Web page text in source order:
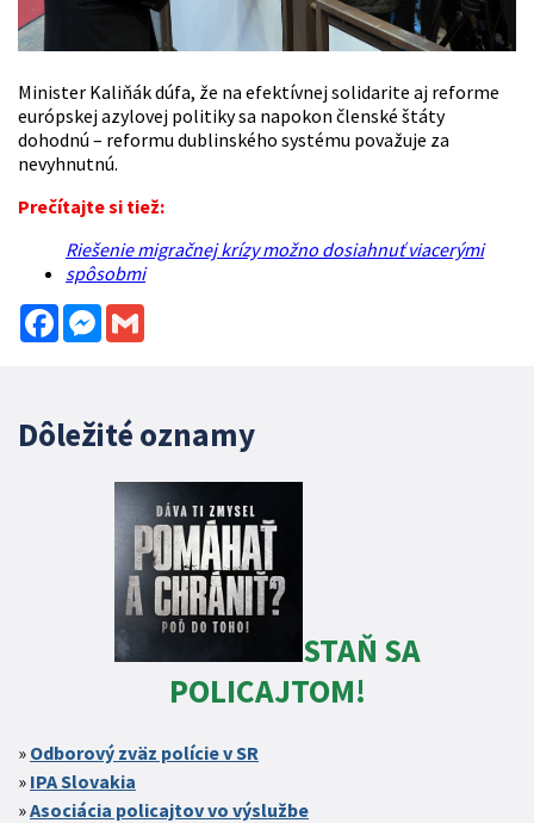
Minister Kaliňákdúfa, že na efektívnej solidarite aj reforme
európskej azylovej politiky sa napokon členské štáty
dohodnú – reformu dublinského systému považuje za
nevyhnutnú.
Prečítajte si tiež:
Riešenie migračnej krízy možno dosiahnuť viacerými
spôsobmi
FacebookMessenger
Dôležité oznamy
STAŇ SA
POLICAJTOM!
Odborový zväz polície v SR
IPA Slovakia
Asociácia policajtov vo výslužbe